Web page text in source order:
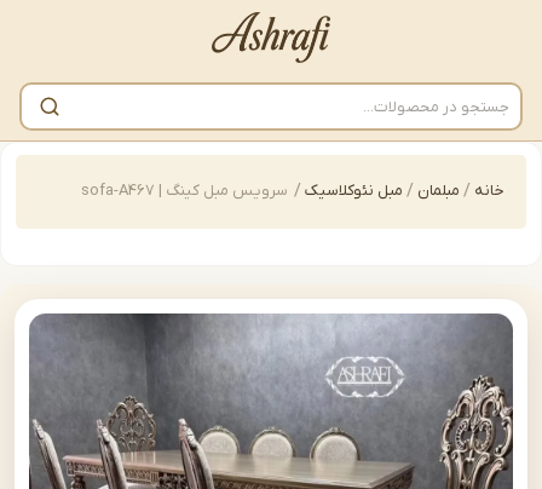
مبلمان/مبل نئوکلاسیک/ سرویس مبل کینگ | sofa-A467